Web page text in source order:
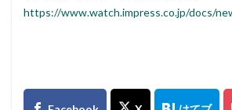
https://www.watch.impress.co.jp/docs/